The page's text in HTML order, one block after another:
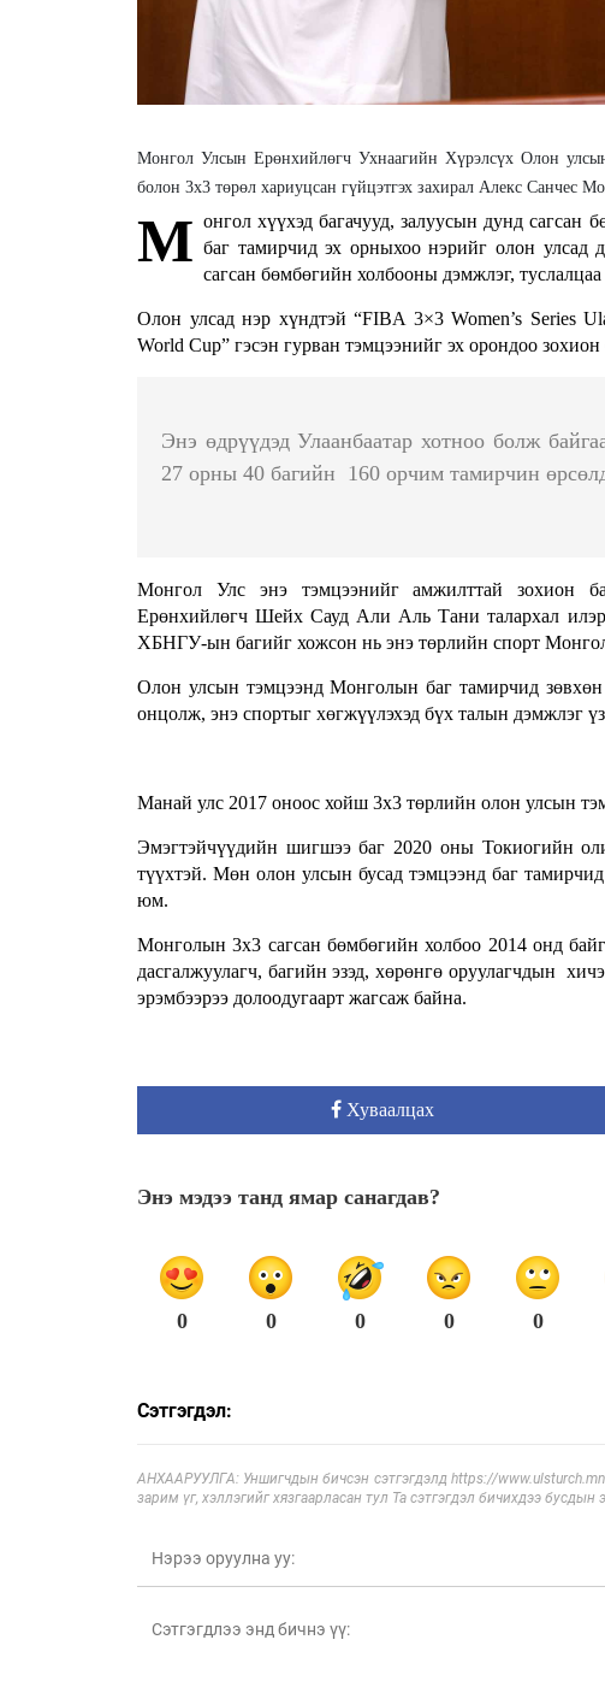
Монгол Улсын Ерөнхийлөгч Ухнаагийн Хүрэлсүх Олон
болон 3х3 төрөл хариуцсан гүйцэтгэх захирал Алекс Санчес
М онгол хүүхэд багачууд, залуусын дунд сагсан
баг тамирчид эх орныхоо нэрийг олон улсад
сагсан бөмбөгийн холбооны дэмжлэг,
Олон улсад нэр хүндтэй “FIBA 3×3 Women’s Series
World Cup” гэсэн гурван тэмцээнийг эх орондоо
Энэ өдрүүдэд Улаанбаатар хотноо болж
27 орны 40 багийн 160 орчим тамирчин
Монгол Улс энэ тэмцээнийг амжилттай зохион
Ерөнхийлөгч Шейх Сауд Али Аль Тани талархал
ХБНГУ-ын багийг хожсон нь энэ төрлийн спорт
Олон улсын тэмцээнд Монголын баг тамирчид
онцолж, энэ спортыг хөгжүүлэхэд бүх талын дэмжлэг
Манай улс 2017 оноос хойш 3х3 төрлийн олон улсын
Эмэгтэйчүүдийн шигшээ баг 2020 оны Токиогийн
түүхтэй. Мөн олон улсын бусад тэмцээнд баг
юм.
Монголын 3х3 сагсан бөмбөгийн холбоо 2014 онд
дасгалжуулагч, багийн эзэд, хөрөнгө оруулагчдын
эрэмбээрээ долоодугаарт жагсаж байна.
Хуваалцах
Энэ мэдээ танд ямар санагдав?
0 0 0 0 0
Сэтгэгдэл:
АНХААРУУЛГА: Уншигчдын бичсэн сэтгэгдэлд https://
зарим үг, хэллэгийг хязгаарласан тул Та сэтгэгдэл бичихдээ бусдын